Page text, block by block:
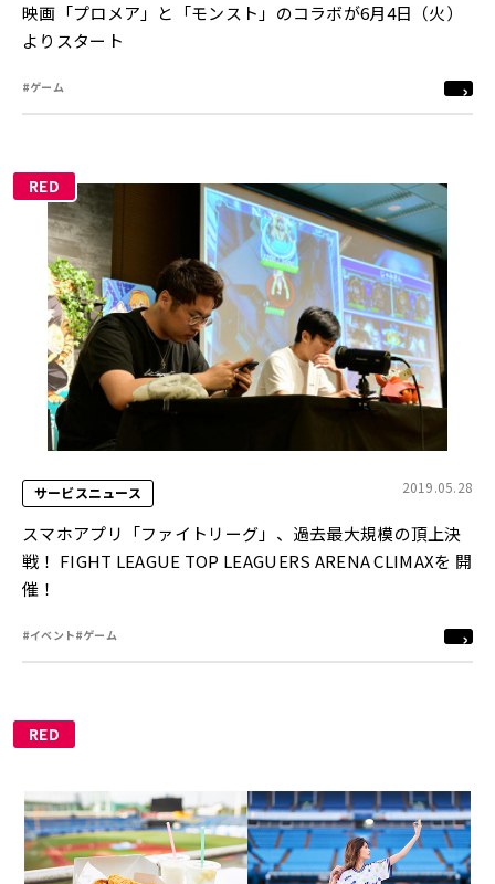
映画「プロメア」と「モンスト」のコラボが6月4日（火）
よりスタート
#ゲーム
RED
サービスニュース 2019.05.28
スマホアプリ「ファイトリーグ」、過去最大規模の頂上決
戦！ FIGHT LEAGUE TOP LEAGUERS ARENA CLIMAXを 開
催！
#イベント#ゲーム
RED